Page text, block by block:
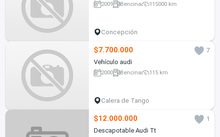
2009 Bencina 115000 km
Concepción
$7.700.000
7
Vehículo audi
2000 Bencina 115 km
Calera de Tango
$12.000.000
1
Descapotable Audi Tt